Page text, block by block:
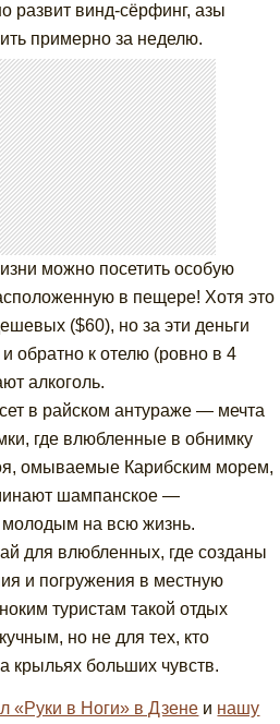
развит винд-сёрфинг, азы
примерно за неделю.
можно посетить особую
в пещере! Хотя это
($60), но за эти деньги
обратно к отелю (ровно в 4
алкоголь.
в райском антураже — мечта
где влюбленные в обнимку
омываемые Карибским морем,
шампанское —
молодым на всю жизнь.
для влюбленных, где созданы
и погружения в местную
туристам такой отдых
но не для тех, кто
крыльях больших чувств.
«Руки в Ноги» в Дзене и нашу